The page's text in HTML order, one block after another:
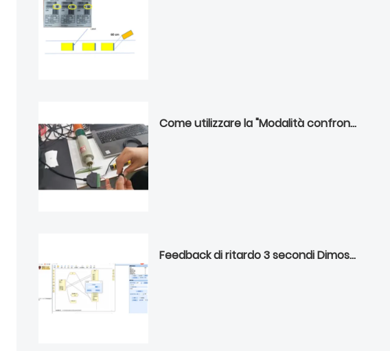
Come utilizzare la "Modalità confronto codici a barre" per verificare se un codice a barre è corretto o non è attaccato a un prodotto in una linea di produzione
Feedback di ritardo 3 secondi Dimostrazione delle configurazioni